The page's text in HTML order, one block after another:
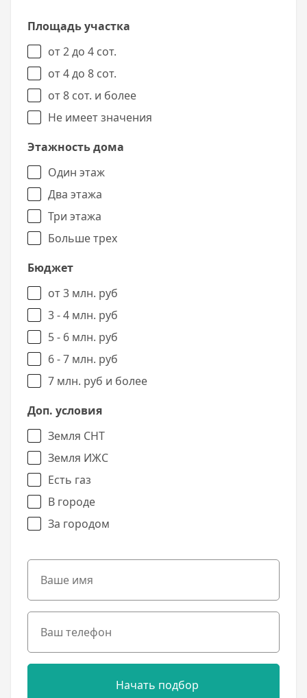
Площадь участка
от 2 до 4 сот.
от 4 до 8 сот.
от 8 сот. и более
Не имеет значения
Этажность дома
Один этаж
Два этажа
Три этажа
Больше трех
Бюджет
от 3 млн. руб
3 - 4 млн. руб
5 - 6 млн. руб
6 - 7 млн. руб
7 млн. руб и более
Доп. условия
Земля СНТ
Земля ИЖС
Есть газ
В городе
За городом
Начать подбор